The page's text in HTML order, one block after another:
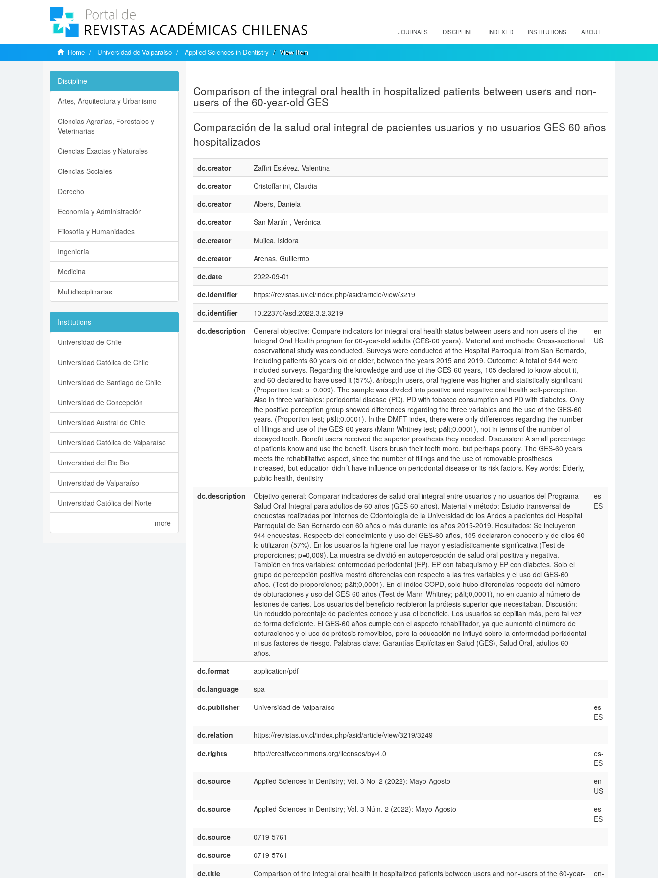
JOURNALS DISCIPLINE INDEXED INSTITUTIONS ABOUT
Home Universidad de Valparaíso Applied Sciences in Dentistry View Item
Comparison of the integral oral health in hospitalized patients between users and non-
users of the 60-year-old GES
Comparación de la salud oral integral de pacientes usuarios y no usuarios GES 60 años
hospitalizados
dc.creator
Zaffiri Estévez, Valentina
dc.creator
Cristoffanini, Claudia
dc.creator
Albers, Daniela
dc.creator
San Martín , Verónica
dc.creator
Mujica, Isidora
dc.creator
Arenas, Guillermo
dc.date
2022-09-01
dc.identifier
https://revistas.uv.cl/index.php/asid/article/view/3219
dc.identifier
10.22370/asd.2022.3.2.3219
dc.description
General objective: Compare indicators for integral oral health status between users and non-users of the
Integral Oral Health program for 60-year-old adults (GES-60 years). Material and methods: Cross-sectional
observational study was conducted. Surveys were conducted at the Hospital Parroquial from San Bernardo,
including patients 60 years old or older, between the years 2015 and 2019. Outcome: A total of 944 were
included surveys. Regarding the knowledge and use of the GES-60 years, 105 declared to know about it,
and 60 declared to have used it (57%). &nbsp;In users, oral hygiene was higher and statistically significant
(Proportion test; p=0.009). The sample was divided into positive and negative oral health self-perception.
Also in three variables: periodontal disease (PD), PD with tobacco consumption and PD with diabetes. Only
the positive perception group showed differences regarding the three variables and the use of the GES-60
years. (Proportion test; p&lt;0.0001). In the DMFT index, there were only differences regarding the number
of fillings and use of the GES-60 years (Mann Whitney test; p&lt;0.0001), not in terms of the number of
decayed teeth. Benefit users received the superior prosthesis they needed. Discussion: A small percentage
of patients know and use the benefit. Users brush their teeth more, but perhaps poorly. The GES-60 years
meets the rehabilitative aspect, since the number of fillings and the use of removable prostheses
increased, but education didn´t have influence on periodontal disease or its risk factors. Key words: Elderly,
public health, dentistry
en-
US
dc.description
Objetivo general: Comparar indicadores de salud oral integral entre usuarios y no usuarios del Programa
Salud Oral Integral para adultos de 60 años (GES-60 años). Material y método: Estudio transversal de
encuestas realizadas por internos de Odontología de la Universidad de los Andes a pacientes del Hospital
Parroquial de San Bernardo con 60 años o más durante los años 2015-2019. Resultados: Se incluyeron
944 encuestas. Respecto del conocimiento y uso del GES-60 años, 105 declararon conocerlo y de ellos 60
lo utilizaron (57%). En los usuarios la higiene oral fue mayor y estadísticamente significativa (Test de
proporciones; p=0,009). La muestra se dividió en autopercepción de salud oral positiva y negativa.
También en tres variables: enfermedad periodontal (EP), EP con tabaquismo y EP con diabetes. Solo el
grupo de percepción positiva mostró diferencias con respecto a las tres variables y el uso del GES-60
años. (Test de proporciones; p&lt;0,0001). En el índice COPD, solo hubo diferencias respecto del número
de obturaciones y uso del GES-60 años (Test de Mann Whitney; p&lt;0,0001), no en cuanto al número de
lesiones de caries. Los usuarios del beneficio recibieron la prótesis superior que necesitaban. Discusión:
Un reducido porcentaje de pacientes conoce y usa el beneficio. Los usuarios se cepillan más, pero tal vez
de forma deficiente. El GES-60 años cumple con el aspecto rehabilitador, ya que aumentó el número de
obturaciones y el uso de prótesis removibles, pero la educación no influyó sobre la enfermedad periodontal
ni sus factores de riesgo. Palabras clave: Garantías Explícitas en Salud (GES), Salud Oral, adultos 60
años.
es-
ES
dc.format
application/pdf
dc.language
spa
dc.publisher
Universidad de Valparaíso
es-
ES
dc.relation
https://revistas.uv.cl/index.php/asid/article/view/3219/3249
dc.rights
http://creativecommons.org/licenses/by/4.0
es-
ES
dc.source
Applied Sciences in Dentistry; Vol. 3 No. 2 (2022): Mayo-Agosto
en-
US
dc.source
Applied Sciences in Dentistry; Vol. 3 Núm. 2 (2022): Mayo-Agosto
es-
ES
dc.source
0719-5761
dc.source
0719-5761
dc.title
Comparison of the integral oral health in hospitalized patients between users and non-users of the 60-year- en-
Discipline
Artes, Arquitectura y Urbanismo
Ciencias Agrarias, Forestales y
Veterinarias
Ciencias Exactas y Naturales
Ciencias Sociales
Derecho
Economía y Administración
Filosofía y Humanidades
Ingeniería
Medicina
Multidisciplinarias
Institutions
Universidad de Chile
Universidad Católica de Chile
Universidad de Santiago de Chile
Universidad de Concepción
Universidad Austral de Chile
Universidad Católica de Valparaíso
Universidad del Bio Bio
Universidad de Valparaíso
Universidad Católica del Norte
more